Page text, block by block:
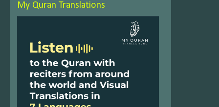
My Quran Translations